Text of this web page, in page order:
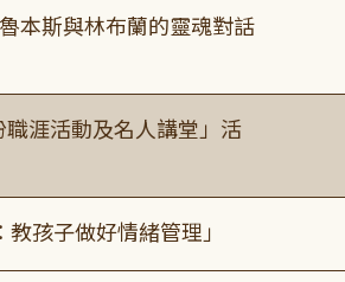
本斯與林布蘭的靈魂對話
職涯活動及名人講堂」活
孩子做好情緒管理」